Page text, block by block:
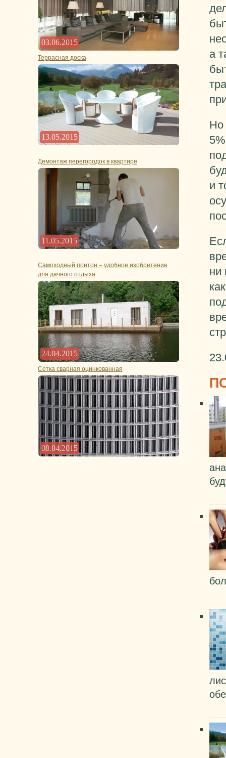
03.06.2015
Террасная доска
13.05.2015
Демонтаж перегородок в квартире
11.05.2015
Самоходный понтон – удобное изобретение
для дачного отдыха
24.04.2015
Сетка сварная оцинкованная
08.04.2015
а
Но
и
ни